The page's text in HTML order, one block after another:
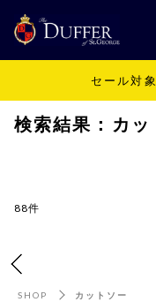
セール対
カットソー
検索結果：カッ
88件
SHOP カットソー